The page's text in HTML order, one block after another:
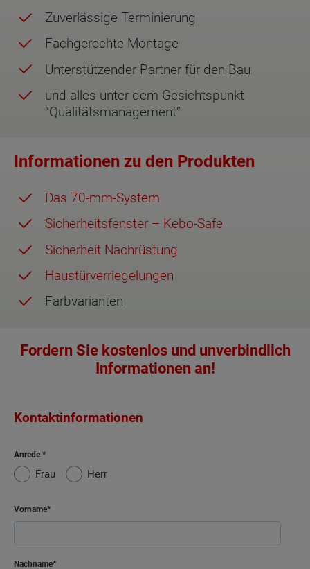
Zuverlässige Terminierung
Fachgerechte Montage
Unterstützender Partner für den Bau
und alles unter dem Gesichtspunkt
“Qualitätsmanagement”
Informationen zu den Produkten
Das 70-mm-System
Sicherheitsfenster – Kebo-Safe
Sicherheit Nachrüstung
Haustürverriegelungen
Farbvarianten
Fordern Sie kostenlos und unverbindlich
Informationen an!
Kontaktinformationen
Anrede
Frau Herr
Vorname
Nachname